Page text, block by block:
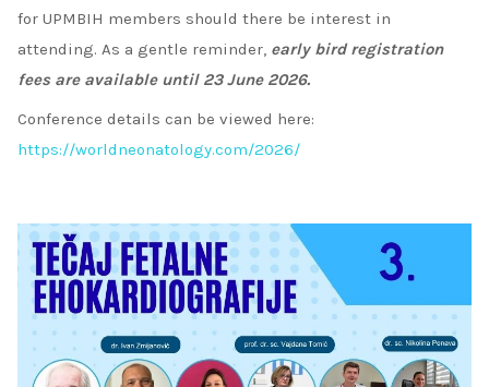
for UPMBIH members should there be interest in
attending. As a gentle reminder, early bird registration
fees are available until 23 June 2026.
Conference details can be viewed here:
https://worldneonatology.com/2026/